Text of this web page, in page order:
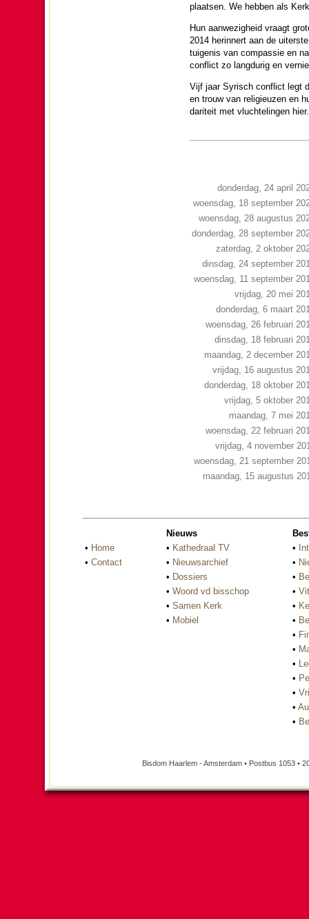
plaatsen. We hebben als
Hun aanwe­zig­heid vraagt
2014 herinnert aan de
tui­ge­nis van compassie en
conflict zo langdurig en
Vijf jaar Syrisch conflict legt
en trouw van reli­gi­euzen en
da­ri­teit met vluch­te­lingen hier.
donderdag, 24 april
woensdag, 18 september
woensdag, 28 augustus
donderdag, 28 september
zaterdag, 2 oktober
dinsdag, 24 september
woensdag, 11 september
vrijdag, 20 mei
donderdag, 6 maart
woensdag, 26 februari
dinsdag, 18 februari
maandag, 2 december
vrijdag, 16 augustus
donderdag, 18 oktober
vrijdag, 5 oktober
maandag, 7 mei
woensdag, 22 februari
vrijdag, 4 november
woensdag, 21 september
maandag, 15 augustus
• Home
• Contact
Nieuws
• Kathedraal TV
• Nieuwsarchief
• Dossiers
• Woord vd bisschop
• Samen Kerk
• Mobiel
•
•
•
•
•
•
•
•
•
•
•
•
•
Bisdom Haarlem - Amsterdam • Postbus 1053 •